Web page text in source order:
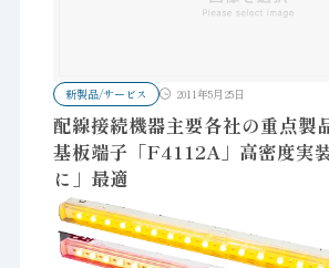
新製品/サービス 2011年5月25日
配線接続機器主要各社の重点
基板端子「F4112A」高密度実
に」最適